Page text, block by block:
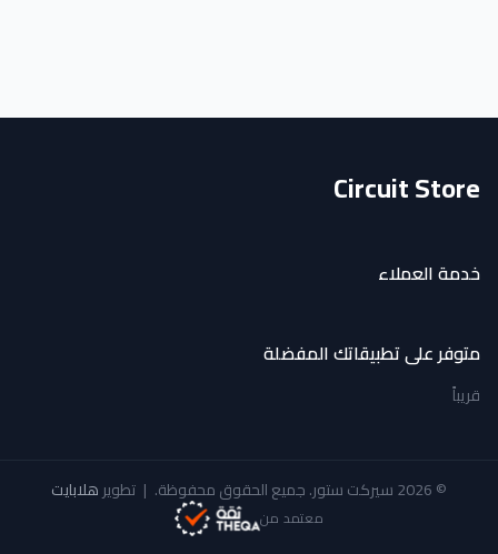
Circuit Store
خدمة العملاء
متوفر على تطبيقاتك المفضلة
قريباً
© 2026 سيركت ستور. جميع الحقوق محفوظة. | تطويرهلابايت
معتمد من